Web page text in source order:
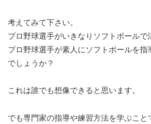
考えてみて下さい。
プロ野球選手がいきなりソフトボールで
プロ野球選手が素人にソフトボールを指
でしょうか？
これは誰でも想像できると思います。
でも専門家の指導や練習方法を学ぶこと